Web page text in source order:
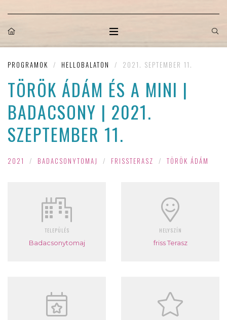
PROGRAMOK / HELLOBALATON / 2021. SEPTEMBER 11.
TÖRÖK ÁDÁM ÉS A MINI |
BADACSONY | 2021.
SZEPTEMBER 11.
2021 / BADACSONYTOMAJ / FRISSTERASZ / TÖRÖK ÁDÁM
TELEPÜLÉS
Badacsonytomaj
HELYSZÍN
friss Terasz